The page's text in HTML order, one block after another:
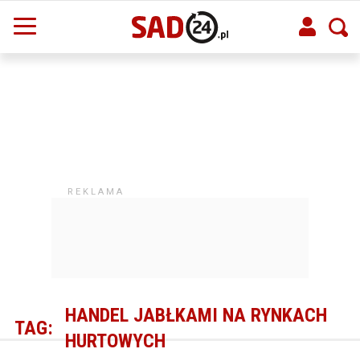
TAG:
HANDEL JABŁKAMI NA RYNKACH
HURTOWYCH